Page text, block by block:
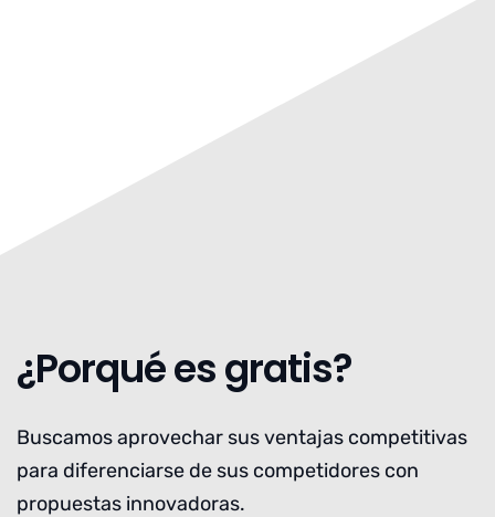
¿Porqué es gratis?
Buscamos aprovechar sus ventajas competitivas
para diferenciarse de sus competidores con
propuestas innovadoras.